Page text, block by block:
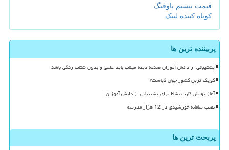
قیمت بیسیم باوفنگ
کوتاه کننده لینک
پربیننده ترین ها
پشتیبانی از دانش آموزان صدمه دیده میناب باید علمی و بدون شتاب زدگی باشد
کوچک ترین کشور جهان کجاست؟
آغاز پویش کارت نشاط برای پشتیبانی از دانش آموزان
نصب سامانه خورشیدی در 12 هزار مدرسه
پربحث ترین ها